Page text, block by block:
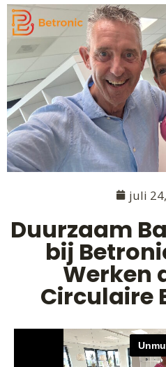
juli
Duurzaam
bij
Werken
Circulaire